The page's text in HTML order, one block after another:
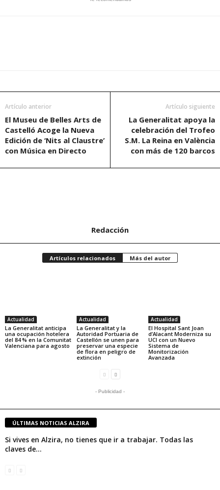
Artículo anterior
El Museu de Belles Arts de
Castelló Acoge la Nueva
Edición de ‘Nits al Claustre’
con Música en Directo
Artículo siguiente
La Generalitat apoya la
celebración del Trofeo
S.M. La Reina en València
con más de 120 barcos
Redacción
Artículos relacionados Más del autor
Actualidad
La Generalitat anticipa
una ocupación hotelera
del 84 % en la Comunitat
Valenciana para agosto
Actualidad
La Generalitat y la
Autoridad Portuaria de
Castellón se unen para
preservar una especie
de flora en peligro de
extinción
Actualidad
El Hospital Sant Joan
d’Alacant Moderniza su
UCI con un Nuevo
Sistema de
Monitorización
Avanzada
- Publicidad -
ÚLTIMAS NOTICIAS ALZIRA
Si vives en Alzira, no tienes que ir a trabajar. Todas las
claves de...